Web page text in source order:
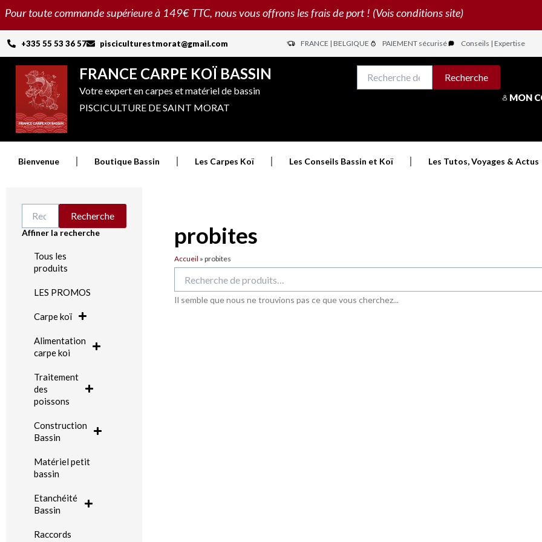
Aller
contenu
Pour toute commande supérieure à 149€ TTC, nous vous offrons les frais de port ! (Vois conditions site)
+335 55 53 36 57 pisciculturestmorat@gmail.com FRANCE | BELGIQUE PAIEMENT sécurisé Conseils | Expertise
FRANCE CARPE KOÏ BASSIN
Votre expert en carpes et matériel de bassin
PISCICULTURE DE SAINT MORAT
pour :
Recherche
MON
Bienvenue Boutique Bassin Les Carpes Koï Les Conseils Bassin et Koï Les Tutos, Voyages & Actus
pour :
Recherche
Affiner la recherche
Tous les
produits
LES PROMOS
Carpe koï
Alimentation
carpe koi
Traitement
des
poissons
Construction
Bassin
Matériel petit
bassin
Etanchéité
Bassin
Raccords
probites
Accueil »probites
pour :
Il semble que nous ne trouvions pas ce que vous cherchez...